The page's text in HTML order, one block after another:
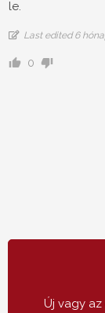
le.
Last edited 6
0
Új vagy